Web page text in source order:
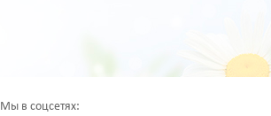
Мы в соцсетях: